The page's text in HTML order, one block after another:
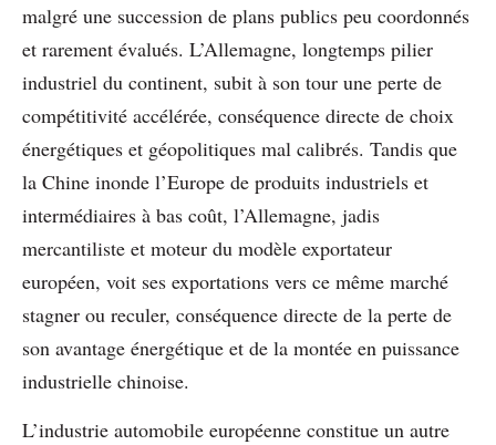
malgré une succession de plans publics peu coordonnés
et rarement évalués. L’Allemagne, longtemps pilier
industriel du continent, subit à son tour une perte de
compétitivité accélérée, conséquence directe de choix
énergétiques et géopolitiques mal calibrés. Tandis que
la Chine inonde l’Europe de produits industriels et
intermédiaires à bas coût, l’Allemagne, jadis
mercantiliste et moteur du modèle exportateur
européen, voit ses exportations vers ce même marché
stagner ou reculer, conséquence directe de la perte de
son avantage énergétique et de la montée en puissance
industrielle chinoise.
L’industrie automobile européenne constitue un autre